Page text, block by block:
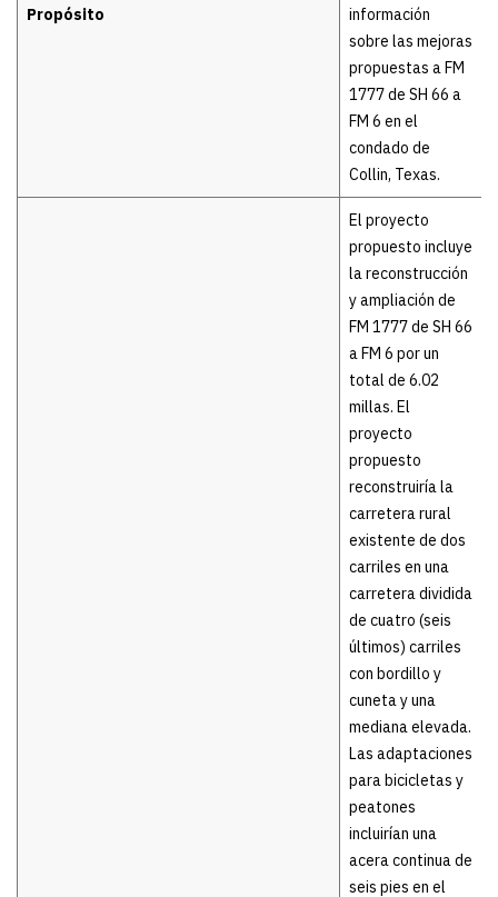
Propósito
información
sobre las mejoras
propuestas a FM
1777 de SH 66 a
FM 6 en el
condado de
Collin, Texas.
El proyecto
propuesto incluye
la reconstrucción
y ampliación de
FM 1777 de SH 66
a FM 6 por un
total de 6.02
millas. El
proyecto
propuesto
reconstruiría la
carretera rural
existente de dos
carriles en una
carretera dividida
de cuatro (seis
últimos) carriles
con bordillo y
cuneta y una
mediana elevada.
Las adaptaciones
para bicicletas y
peatones
incluirían una
acera continua de
seis pies en el